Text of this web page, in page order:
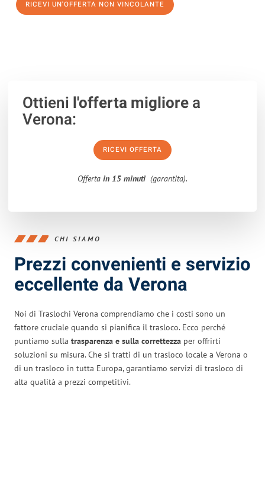
RICEVI UN'OFFERTA NON VINCOLANTE
Ottieni l'offerta migliorea
Verona:
RICEVI OFFERTA
Offerta in 15 minuti (garantita).
CHI SIAMO
Prezzi convenienti e servizio
eccellente da Verona
Noi di Traslochi Verona comprendiamo che i costi sono un
fattore cruciale quando si pianifica il trasloco. Ecco perché
puntiamo sulla trasparenza e sulla correttezza per offrirti
soluzioni su misura. Che si tratti di un trasloco locale a Verona o
di un trasloco in tutta Europa, garantiamo servizi di trasloco di
alta qualità a prezzi competitivi.